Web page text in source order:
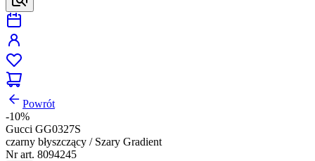
Powrót
-10%
Gucci GG0327S
czarny błyszczący / Szary Gradient
Nr art. 8094245